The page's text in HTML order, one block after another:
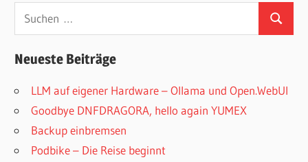
Suchen
nach:
Suchen
Neueste Beiträge
LLM auf eigener Hardware – Ollama und Open.WebUI
Goodbye DNFDRAGORA, hello again YUMEX
Backup einbremsen
Podbike – Die Reise beginnt